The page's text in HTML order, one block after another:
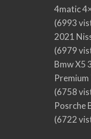
4matic
(6993
2021
(6979
Bmw X5
(6758
Posrche
(6722